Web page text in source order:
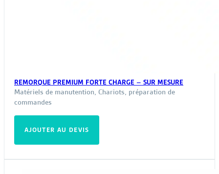
REMORQUE PREMIUM FORTE CHARGE – SUR MESURE
Matériels de manutention, Chariots, préparation de
commandes
AJOUTER AU DEVIS